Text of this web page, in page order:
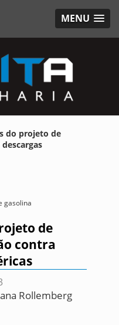
MENU
do projeto de
gasolina
de
contra
Rollemberg